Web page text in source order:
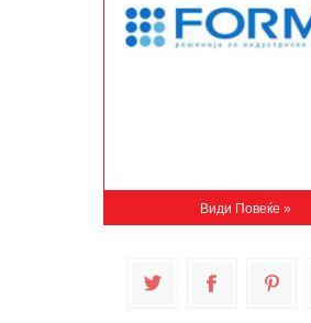
Види Повеќе »